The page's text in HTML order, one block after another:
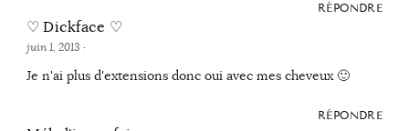
RÉPONDRE
♡ Dickface ♡
juin 1, 2013 ·
Je n'ai plus d'extensions donc oui avec mes cheveux 🙂
RÉPONDRE